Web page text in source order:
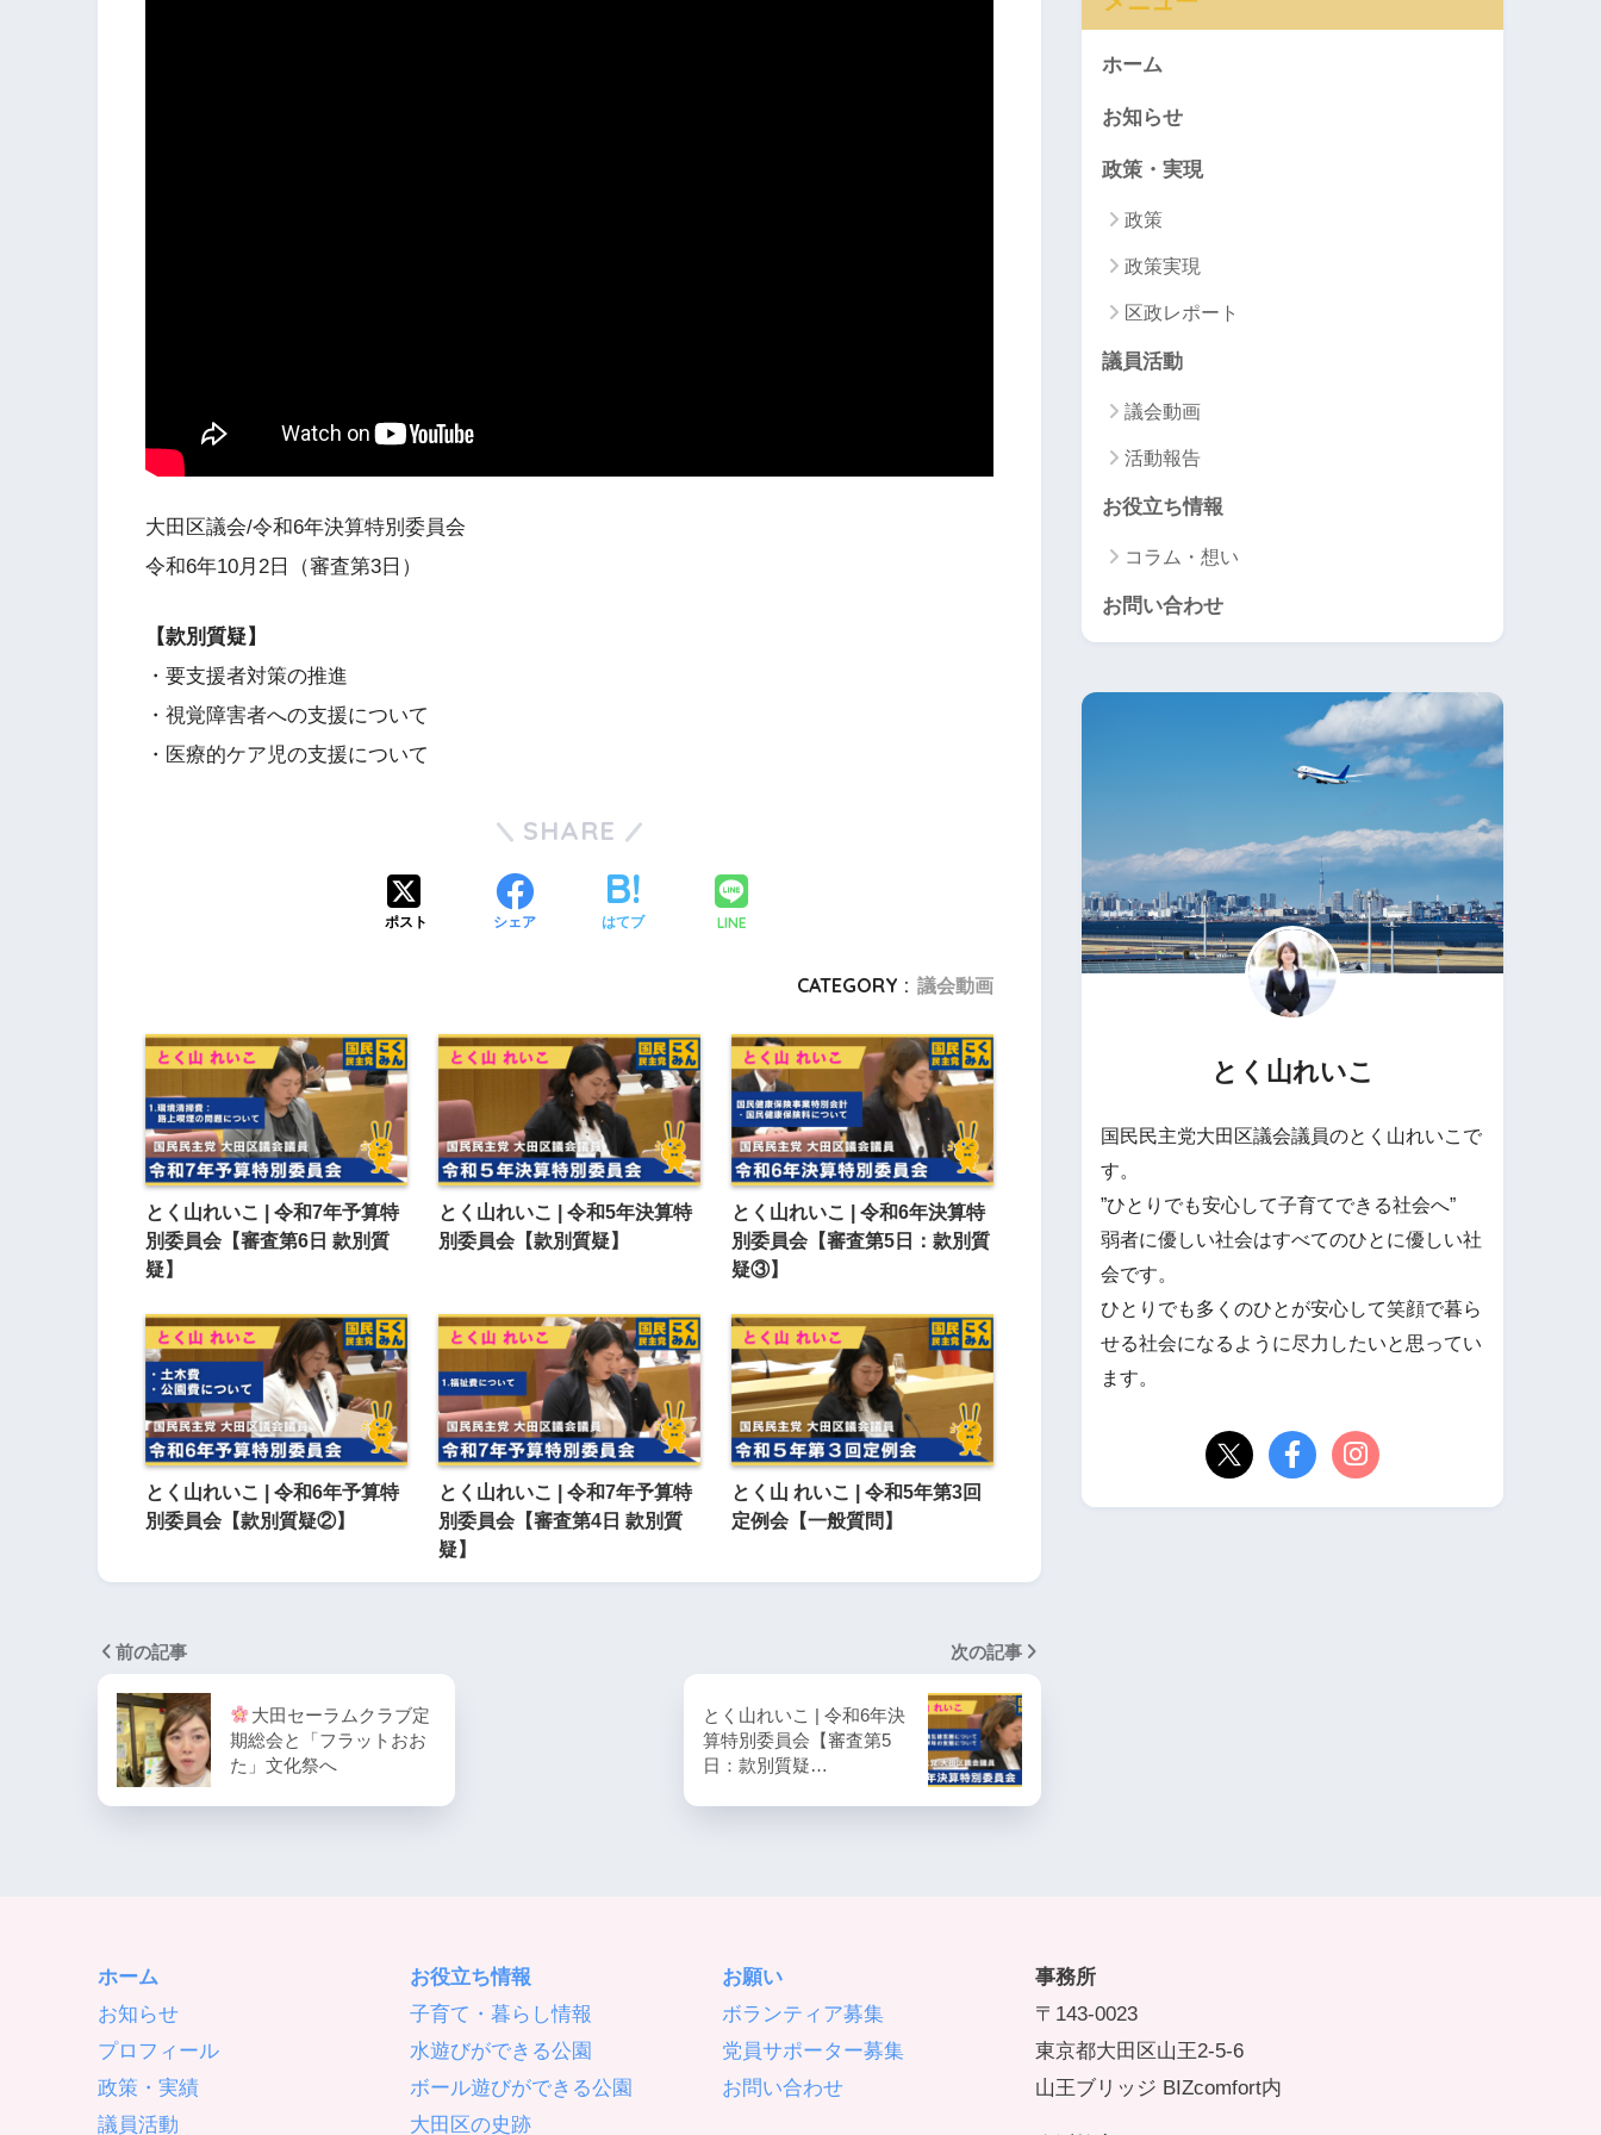
大田区議会/令和6年決算特別委員会
令和6年10月2日（審査第3日）
【款別質疑】
・要支援者対策の推進
・視覚障害者への支援について
・医療的ケア児の支援について
SHARE
ポスト シェア はてブ LINE
CATEGORY : 議会動画
とく山れいこ | 令和7年予算特
別委員会【審査第6日 款別質
疑】
とく山れいこ | 令和5年決算特
別委員会【款別質疑】
とく山れいこ | 令和6年決算特
別委員会【審査第5日：款別質
疑③】
とく山れいこ | 令和6年予算特
別委員会【款別質疑②】
とく山れいこ | 令和7年予算特
別委員会【審査第4日 款別質
疑】
とく山 れいこ | 令和5年第3回
定例会【一般質問】
前の記事
大田セーラムクラブ定
期総会と「フラットおお
た」文化祭へ
次の記事
とく山れいこ | 令和6年決
算特別委員会【審査第5
日：款別質疑…
ホーム
お知らせ
政策・実現
政策
政策実現
区政レポート
議員活動
議会動画
活動報告
お役立ち情報
コラム・想い
お問い合わせ
とく山れいこ
国民民主党大田区議会議員のとく山れいこで
す。
”ひとりでも安心して子育てできる社会へ”
弱者に優しい社会はすべてのひとに優しい社
会です。
ひとりでも多くのひとが安心して笑顔で暮ら
せる社会になるように尽力したいと思ってい
ます。
ホーム
お知らせ
プロフィール
政策・実績
議員活動
お役立ち情報
子育て・暮らし情報
水遊びができる公園
ボール遊びができる公園
大田区の史跡
お願い
ボランティア募集
党員サポーター募集
お問い合わせ
事務所
〒143-0023
東京都大田区山王2-5-6
山王ブリッジ BIZcomfort内